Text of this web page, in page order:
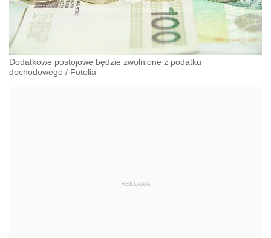
Dodatkowe postojowe będzie zwolnione z podatku
dochodowego / Fotolia